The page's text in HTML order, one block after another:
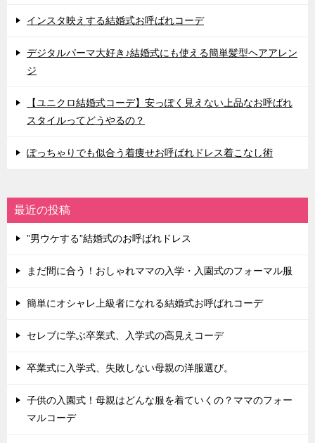
インスタ映えする結婚式お呼ばれコーデ
デジタルパーマ大好き♪結婚式にも使える簡単髪型ヘアアレン
ジ
【ユニクロ結婚式コーデ】安っぽく見えない上品なお呼ばれ
スタイルってどうやるの？
ぽっちゃりでも似合う着痩せお呼ばれドレス着こなし術
最近の投稿
”男ウケする”結婚式のお呼ばれドレス
まだ間に合う！おしゃれママの入学・入園式のフォーマル服
簡単にオシャレ上級者になれる結婚式お呼ばれコーデ
セレブに学ぶ卒業式、入学式の高見えコーデ
卒業式に入学式、失敗しない母親の洋服選び。
子供の入園式！母親はどんな服を着ていくの？ママのフォー
マルコーデ